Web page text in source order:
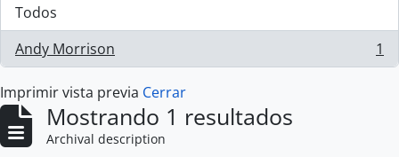
Todos
Andy Morrison
, 1 resultados 1
Imprimir vista previa Cerrar
Mostrando 1 resultados
Archival description